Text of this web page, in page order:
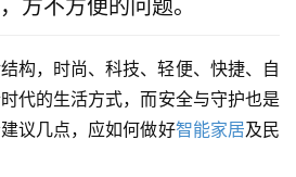
方不方便的问题。
构，时尚、科技、轻便、快捷、自
代的生活方式，而安全与守护也是
议几点，应如何做好智能家居及民